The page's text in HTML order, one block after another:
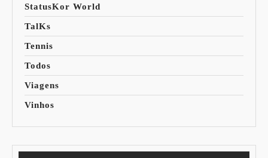
StatusKor World
TalKs
Tennis
Todos
Viagens
Vinhos